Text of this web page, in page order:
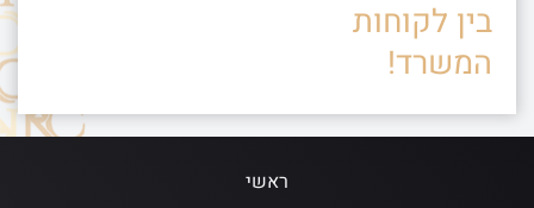
בין לקוחות
המשרד!
ראשי